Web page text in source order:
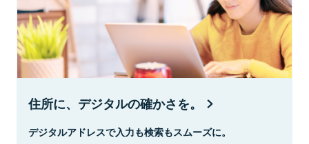
住所に、デジタルの確かさを。
デジタルアドレスで入力も検索もスムーズに。